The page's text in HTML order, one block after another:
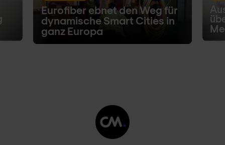
Eurofiber ebnet den Weg für
dynamische Smart Cities in
ganz Europa